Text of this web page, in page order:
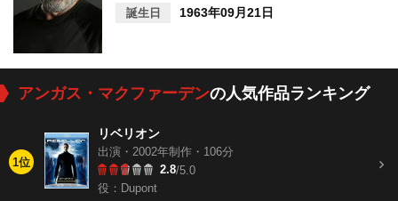
誕生日 1963年09月21日
アンガス・マクファーデンの人気作品ランキング
1位
リベリオン
出演・2002年制作・106分
2.8/5.0
役：Dupont